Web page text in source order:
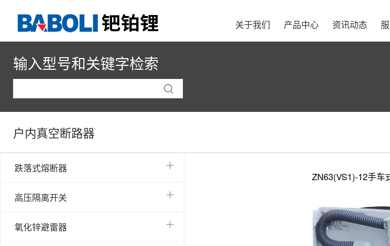
关于我们 产品中心 资讯动态
输入型号和关键字检索
户内真空断路器
跌落式熔断器
高压隔离开关
氧化锌避雷器
ZN63(VS1)-12手车